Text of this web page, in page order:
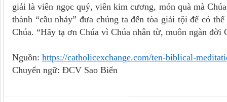
giải là viên ngọc quý, viên kim cương, món quà mà
thành “cầu nhảy” đưa chúng ta đến tòa giải tội để có
Chúa. “Hãy tạ ơn Chúa vì Chúa nhân từ, muôn ngàn
Nguồn: https://catholicexchange.com/ten-biblical-
Chuyển ngữ: ĐCV Sao Biển